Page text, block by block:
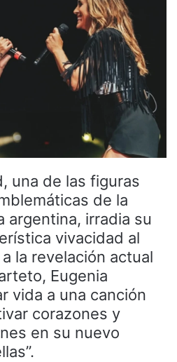
una de las figuras
de la
argentina, irradia su
vivacidad al
la revelación actual
Eugenia
vida a una canción
corazones y
en su nuevo